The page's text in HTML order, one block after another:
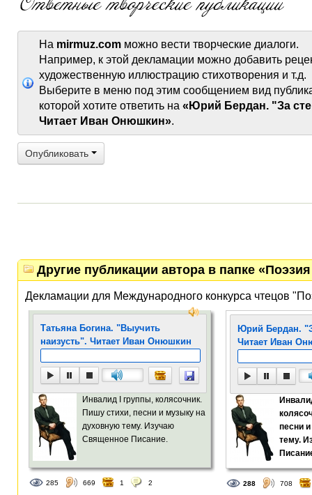
На mirmuz.com можно вести творческие диалоги.
Например, к этой декламации можно добавить
художественную иллюстрацию стихотворения и т.д.
Выберите в меню под этим сообщением вид
которой хотите ответить на «Юрий Бердан. "За
Читает Иван Онюшкин».
Опубликовать
Другие публикации автора в папке
Декламации для Международного конкурса чтецов
Татьяна Богина. "Выучить
наизусть". Читает Иван Онюшкин
Инвалид I группы, колясочник.
Пишу стихи, песни и музыку на
духовную тему. Изучаю
Священное Писание.
285 669 1 2
Юрий Бердан.
Читает Иван
песни
тему.
288 708